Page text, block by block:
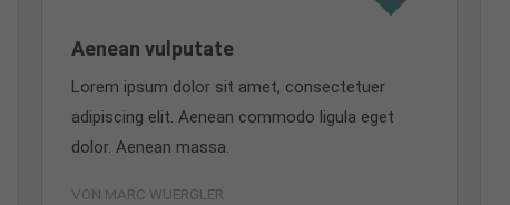
Aenean vulputate
Lorem ipsum dolor sit amet, consectetuer
adipiscing elit. Aenean commodo ligula eget
dolor. Aenean massa.
VON MARC WUERGLER